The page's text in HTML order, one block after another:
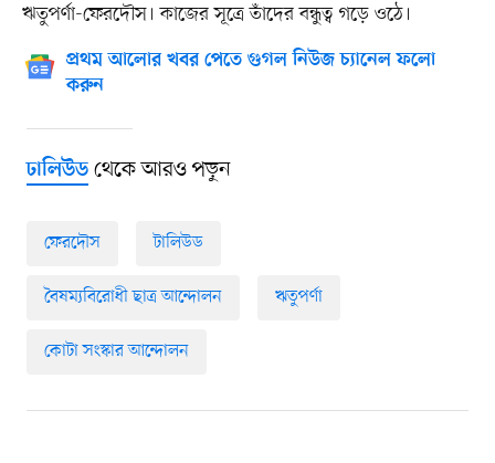
ঋতুপর্ণা-ফেরদৌস। কাজের সূত্রে তাঁদের বন্ধুত্ব গড়ে ওঠে।
প্রথম আলোর খবর পেতে গুগল নিউজ চ্যানেল ফলো
করুন
ঢালিউডথেকে আরও পড়ুন
ফেরদৌস টালিউড
বৈষম্যবিরোধী ছাত্র আন্দোলন ঋতুপর্ণা
কোটা সংস্কার আন্দোলন